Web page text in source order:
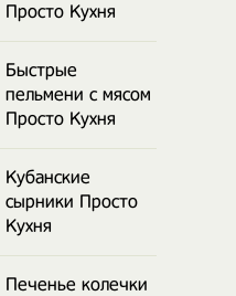
Просто Кухня
Быстрые
пельмени с мясом
Просто Кухня
Кубанские
сырники Просто
Кухня
Печенье колечки